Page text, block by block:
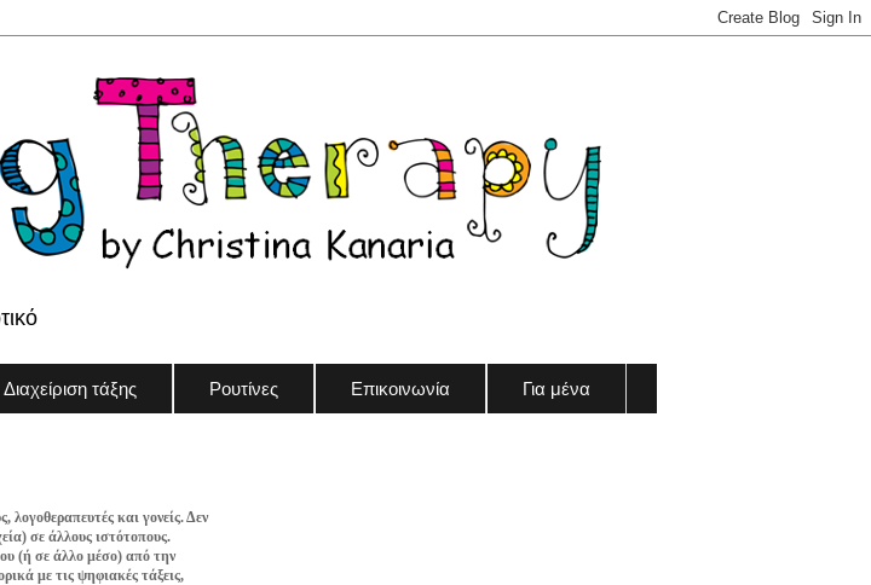
Διαχείριση τάξης Ρουτίνες Επικοινωνία Για μένα
λογοθεραπευτές και γονείς. Δεν
σε άλλους ιστότοπους.
(ή σε άλλο μέσο) από την
με τις ψηφιακές τάξεις,